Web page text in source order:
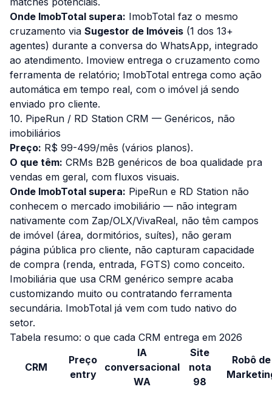
Onde ImobTotal supera: ImobTotal faz o mesmo
cruzamento via Sugestor de Imóveis (1 dos 13+
agentes) durante a conversa do WhatsApp, integrado
ao atendimento. Imoview entrega o cruzamento como
ferramenta de relatório; ImobTotal entrega como ação
automática em tempo real, com o imóvel já sendo
enviado pro cliente.
10. PipeRun / RD Station CRM — Genéricos, não
imobiliários
Preço: R$ 99-499/mês (vários planos).
O que têm: CRMs B2B genéricos de boa qualidade pra
vendas em geral, com fluxos visuais.
Onde ImobTotal supera: PipeRun e RD Station não
conhecem o mercado imobiliário — não integram
nativamente com Zap/OLX/VivaReal, não têm campos
de imóvel (área, dormitórios, suítes), não geram
página pública pro cliente, não capturam capacidade
de compra (renda, entrada, FGTS) como conceito.
Imobiliária que usa CRM genérico sempre acaba
customizando muito ou contratando ferramenta
secundária. ImobTotal já vem com tudo nativo do
setor.
Tabela resumo: o que cada CRM entrega em 2026
CRM
Preço
entry
IA
conversacional
WA
Site
nota
98
Robô de